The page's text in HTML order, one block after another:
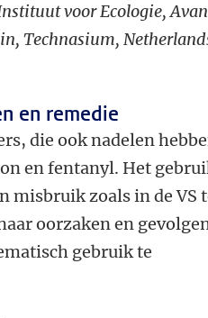
voor Ecologie,
Technasium,
en remedie
die ook nadelen
en fentanyl. Het
misbruik zoals in de VS
oorzaken en
gebruik te